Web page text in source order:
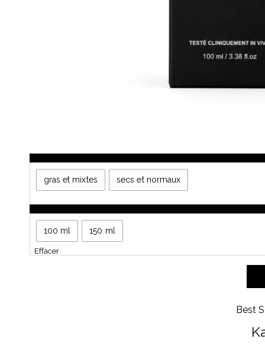
gras et mixtes secs et normaux
100 ml 150 ml
Effacer
Best